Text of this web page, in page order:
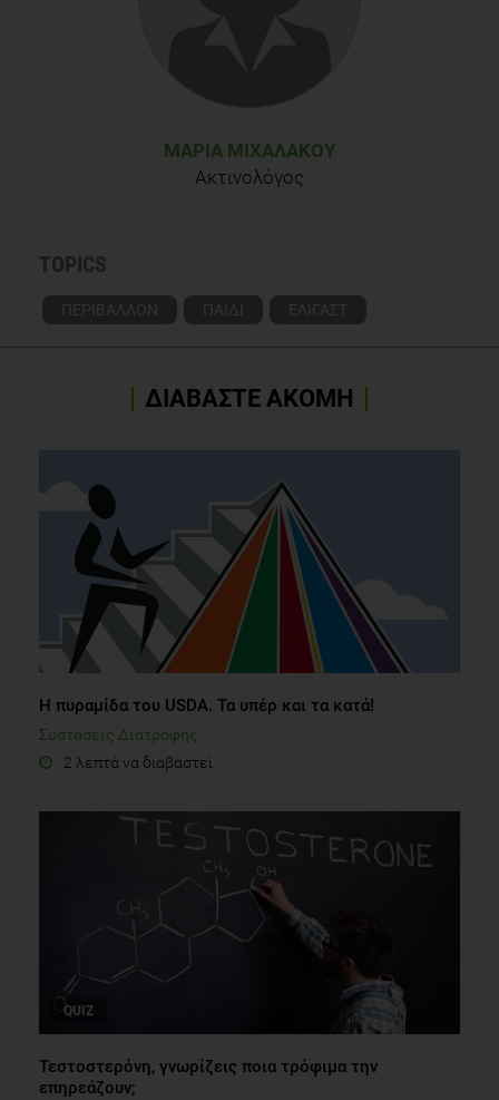
ΜΑΡΊΑ ΜΙΧΑΛΆΚΟΥ
Ακτινολόγος
TOPICS
ΠΕΡΙΒΑΛΛΟΝ ΠΑΙΔΙ ΕΛΙΓΑΣΤ
ΔΙΑΒΑΣΤΕ ΑΚΟΜΗ
Η πυραμίδα του USDA. Τα υπέρ και τα κατά!
Συστάσεις Διατροφής
2 λεπτά να διαβαστεί
QUIZ
Τεστοστερόνη, γνωρίζεις ποια τρόφιμα την
επηρεάζουν;